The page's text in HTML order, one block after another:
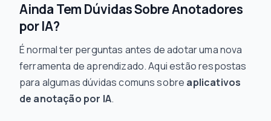
Ainda Tem Dúvidas Sobre Anotadores
por IA?
É normal ter perguntas antes de adotar uma nova
ferramenta de aprendizado. Aqui estão respostas
para algumas dúvidas comuns sobre aplicativos
de anotação por IA.